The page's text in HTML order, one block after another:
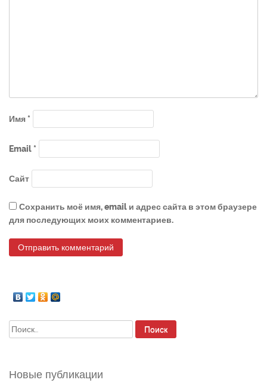
Имя*
Email*
Сайт
Сохранить моё имя, email и адрес сайта в этом браузере
для последующих моих комментариев.
Найти:
Новые публикации